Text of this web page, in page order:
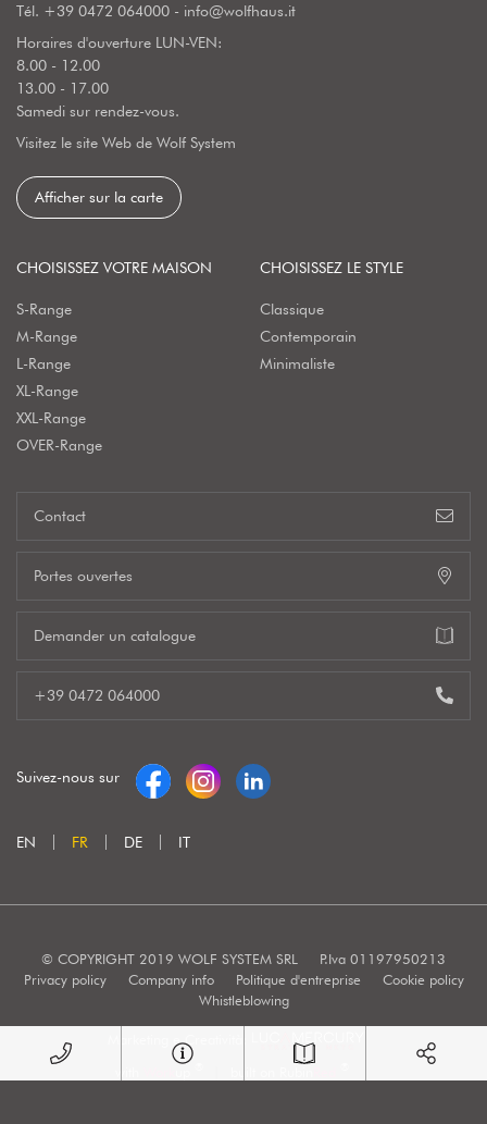
Tél. +39 0472 064000 - info@wolfhaus.it
Horaires d'ouverture LUN-VEN:
8.00 - 12.00
13.00 - 17.00
Samedi sur rendez-vous.
Visitez le site Web de Wolf System
Afficher sur la carte
CHOISISSEZ VOTRE MAISON
S-Range
M-Range
L-Range
XL-Range
XXL-Range
OVER-Range
CHOISISSEZ LE STYLE
Classique
Contemporain
Minimaliste
Contact
Portes ouvertes
Demander un catalogue
+39 0472 064000
Suivez-nous sur
EN FR DE IT
© COPYRIGHT 2019 WOLF SYSTEM SRL
P.Iva 01197950213
Privacy policy
Company info Politique d'entreprise
Cookie policy
Whistleblowing
Marketing e Creatività: